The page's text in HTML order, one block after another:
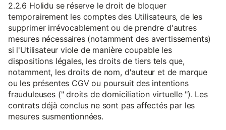
2.2.6 Holidu se réserve le droit de bloquer
temporairement les comptes des Utilisateurs, de les
supprimer irrévocablement ou de prendre d'autres
mesures nécessaires (notamment des avertissements)
si l'Utilisateur viole de manière coupable les
dispositions légales, les droits de tiers tels que,
notamment, les droits de nom, d'auteur et de marque
ou les présentes CGV ou poursuit des intentions
frauduleuses (" droits de domiciliation virtuelle "). Les
contrats déjà conclus ne sont pas affectés par les
mesures susmentionnées.